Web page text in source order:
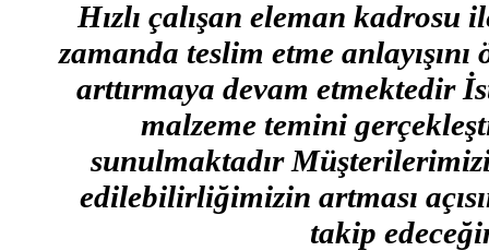
Hızlı çalışan eleman
zamanda teslim etme
arttırmaya devam etmektedir
malzeme temini
sunulmaktadır
edilebilirliğimizin artması
takip